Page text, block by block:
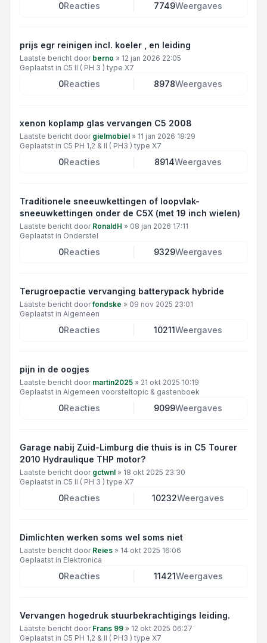
0Reacties 7749Weergaves
prijs egr reinigen incl. koeler , en leiding
Laatste bericht door berno » 12 jan 2026 22:05
Geplaatst in C5 II ( PH 3 ) type X7
0Reacties 8978Weergaves
xenon koplamp glas vervangen C5 2008
Laatste bericht door gielmobiel » 11 jan 2026 18:29
Geplaatst in C5 PH 1,2 & II ( PH3 ) type X7
0Reacties 8914Weergaves
Traditionele sneeuwkettingen of loopvlak-
sneeuwkettingen onder de C5X (met 19 inch wielen)
Laatste bericht door RonaldH » 08 jan 2026 17:11
Geplaatst in Onderstel
0Reacties 9329Weergaves
Terugroepactie vervanging batterypack hybride
Laatste bericht doorfondske » 09 nov 2025 23:01
Geplaatst in Algemeen
0Reacties 10211Weergaves
pijn in de oogjes
Laatste bericht door martin2025 » 21 okt 2025 10:19
Geplaatst in Algemeen voorsteltopic & gastenboek
0Reacties 9099Weergaves
Garage nabij Zuid-Limburg die thuis is in C5 Tourer
2010 Hydraulique THP motor?
Laatste bericht door gctwnl » 18 okt 2025 23:30
Geplaatst in C5 II ( PH 3 ) type X7
0Reacties 10232Weergaves
Dimlichten werken soms wel soms niet
Laatste bericht door Reies » 14 okt 2025 16:06
Geplaatst in Elektronica
0Reacties 11421Weergaves
Vervangen hogedruk stuurbekrachtigings leiding.
Laatste bericht door Frans 99 » 12 okt 2025 06:27
Geplaatst in C5 PH 1,2 & II ( PH3 ) type X7